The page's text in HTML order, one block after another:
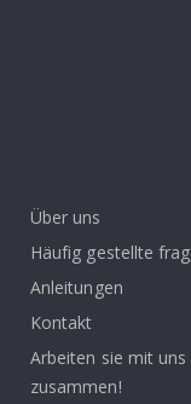
Über uns
Häufig gestellte
Anleitungen
Kontakt
Arbeiten sie mit uns
zusammen!